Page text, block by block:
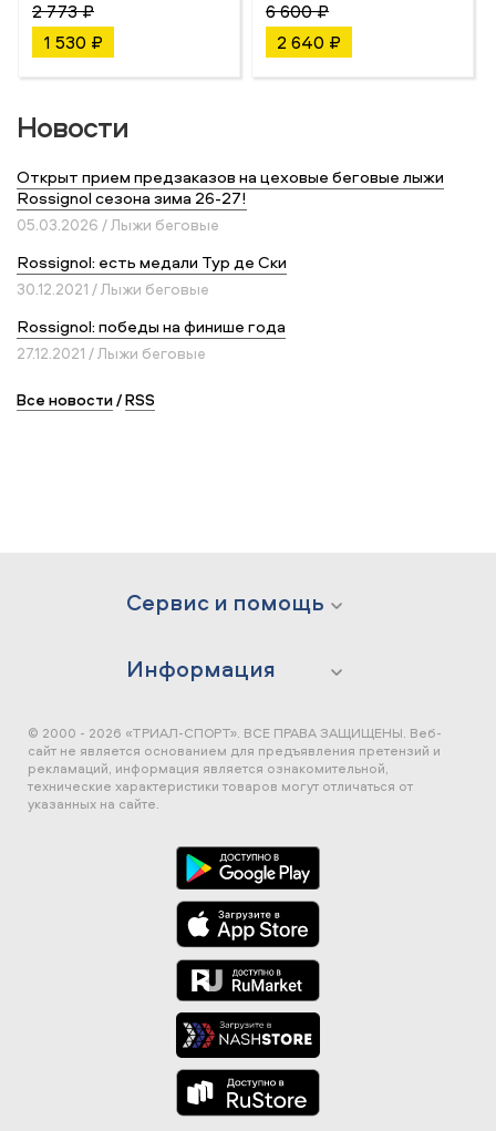
2 773 ₽
1 530 ₽
6 600 ₽
2 640 ₽
Новости
Открыт прием предзаказов на цеховые беговые лыжи
Rossignol сезона зима 26-27!
05.03.2026 / Лыжи беговые
Rossignol: есть медали Тур де Ски
30.12.2021 / Лыжи беговые
Rossignol: победы на финише года
27.12.2021 / Лыжи беговые
Все новости/RSS
Сервис и помощь
Информация
© 2000 - 2026 «ТРИАЛ-СПОРТ». ВСЕ ПРАВА ЗАЩИЩЕНЫ. Веб-
сайт не является основанием для предъявления претензий и
рекламаций, информация является ознакомительной,
технические характеристики товаров могут отличаться от
указанных на сайте.